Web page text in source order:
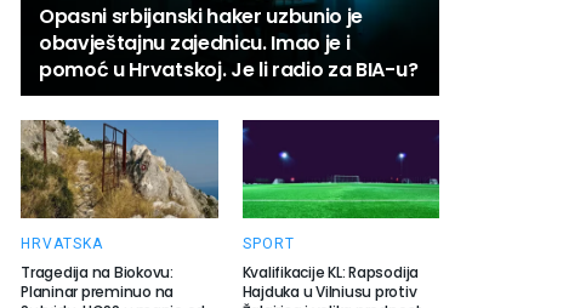
Opasni srbijanski haker uzbunio je
obavještajnu zajednicu. Imao je i
pomoć u Hrvatskoj. Je li radio za BIA-u?
HRVATSKA
Tragedija na Biokovu:
Planinar preminuo na
SPORT
Kvalifikacije KL: Rapsodija
Hajduka u Vilniusu protiv